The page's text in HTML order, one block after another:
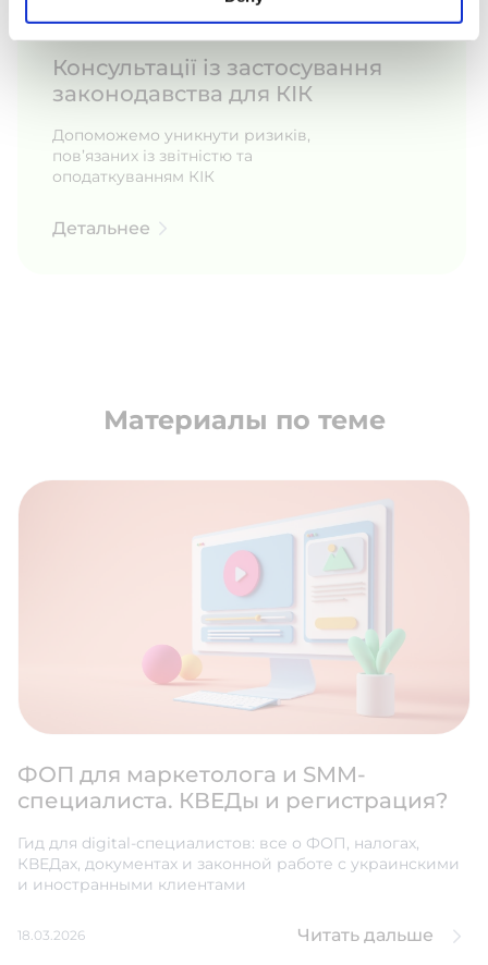
Консультації із застосування
законодавства для КІК
Допоможемо уникнути ризиків,
пов’язаних із звітністю та
оподаткуванням КІК
Детальнее
Материалы по теме
ФОП для маркетолога и SMM-
специалиста. КВЕДы и регистрация?
Гид для digital-специалистов: все о ФОП, налогах,
КВЕДах, документах и законной работе с украинскими
и иностранными клиентами
18.03.2026 Читать дальше